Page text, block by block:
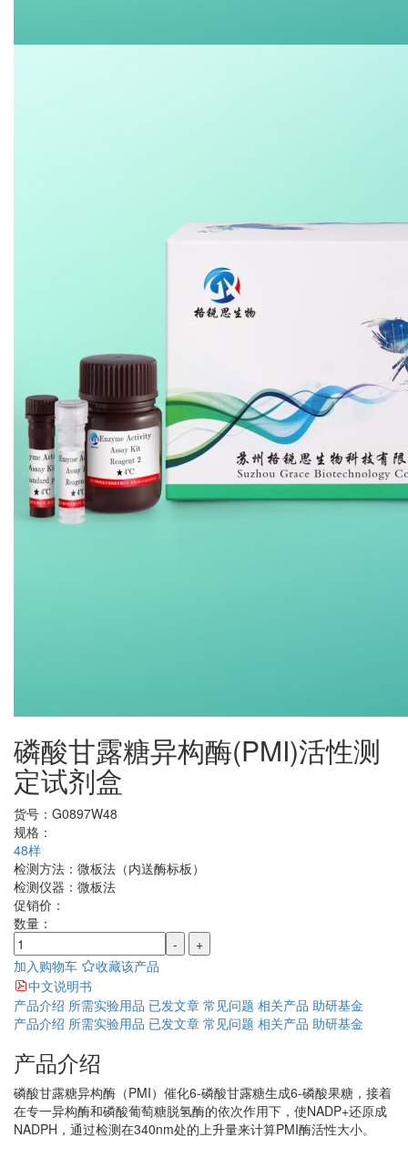
磷酸甘露糖异构酶(PMI)活性测
定试剂盒
货号： G0897W48
规格：
48样
检测方法： 微板法（内送酶标板）
检测仪器： 微板法
促销价：
数量：
-
+
加入购物车
收藏该产品
中文说明书
产品介绍 所需实验用品 已发文章 常见问题 相关产品 助研基金
产品介绍 所需实验用品 已发文章 常见问题 相关产品 助研基金
产品介绍
磷酸甘露糖异构酶（PMI）催化6-磷酸甘露糖生成6-磷酸果糖，接着
在专一异构酶和磷酸葡萄糖脱氢酶的依次作用下，使NADP+还原成
NADPH，通过检测在340nm处的上升量来计算PMI酶活性大小。